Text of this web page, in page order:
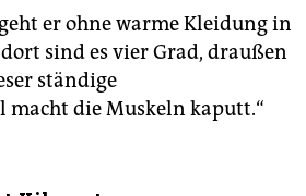
er ohne warme Kleidung in
sind es vier Grad, draußen
ständige
macht die Muskeln kaputt.“